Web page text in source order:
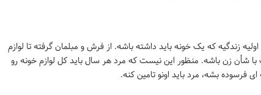
زندگیه که یک خونه باید داشته باشه. از فرش و مبلمان گرفته تا لوازم
شأن زن باشه. منظور این نیست که مرد هر سال باید کل لوازم خونه رو
فرسوده بشه، مرد باید اونو تامین کنه.